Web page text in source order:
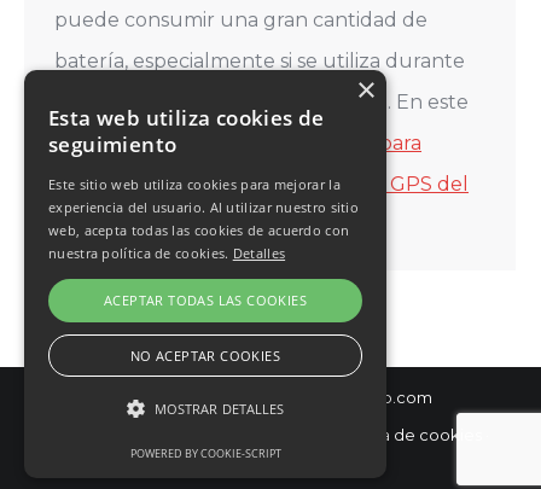
puede consumir una gran cantidad de
batería, especialmente si se utiliza durante
un período prolongado de tiempo. En este
artículo,…Seguir leyendo
Trucos para
ahorrar batería del móvil al usar el GPS del
Google Maps
© Diseño y hospedaje:
Internetísimo.com
Política de cookies
Esta web utiliza cookies de
seguimiento
Este sitio web utiliza cookies para mejorar la
experiencia del usuario. Al utilizar nuestro sitio
web, acepta todas las cookies de acuerdo con
nuestra política de cookies. Detalles
ACEPTAR TODAS LAS COOKIES
NO ACEPTAR COOKIES
MOSTRAR DETALLES
POWERED BY COOKIE-SCRIPT
×